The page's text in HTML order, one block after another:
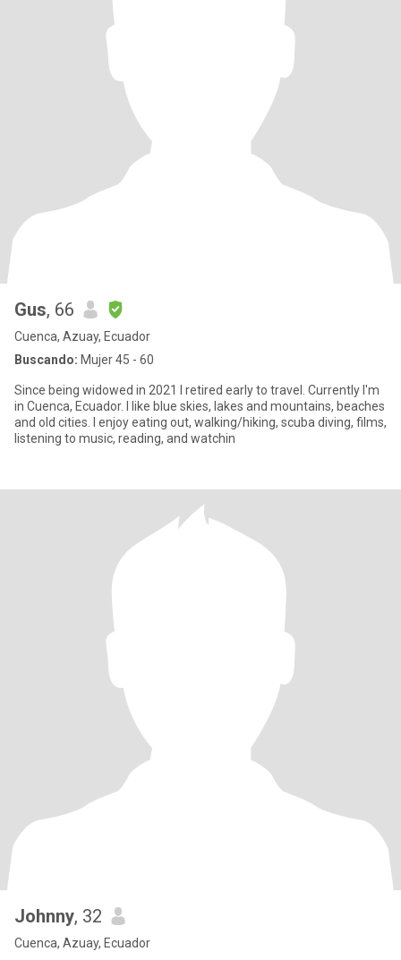
Gus, 66
Cuenca, Azuay, Ecuador
Buscando: Mujer 45 - 60
Since being widowed in 2021 I retired early to travel. Currently I'm
in Cuenca, Ecuador. I like blue skies, lakes and mountains, beaches
and old cities. I enjoy eating out, walking/hiking, scuba diving, films,
listening to music, reading, and watchin
Johnny, 32
Cuenca, Azuay, Ecuador